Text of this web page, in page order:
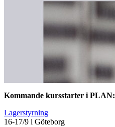
Kommande kursstarter i PLAN:
Lagerstyrning
16-17/9 i Göteborg